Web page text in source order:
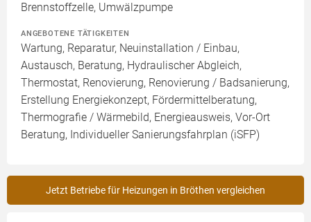
Brennstoffzelle, Umwälzpumpe
ANGEBOTENE TÄTIGKEITEN
Wartung, Reparatur, Neuinstallation / Einbau,
Austausch, Beratung, Hydraulischer Abgleich,
Thermostat, Renovierung, Renovierung / Badsanierung,
Erstellung Energiekonzept, Fördermittelberatung,
Thermografie / Wärmebild, Energieausweis, Vor-Ort
Beratung, Individueller Sanierungsfahrplan (iSFP)
Jetzt Betriebe für Heizungen in Bröthen vergleichen